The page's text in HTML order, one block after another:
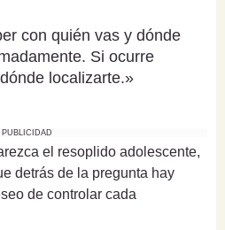
con quién vas y dónde
Si ocurre
localizarte.»
PUBLICIDAD
el resoplido adolescente,
detrás de la pregunta hay
de controlar cada